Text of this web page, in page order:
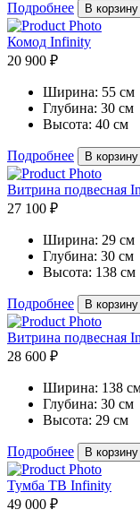
Подробнее В корзину
Комод Infinity
20 900 ₽
Ширина: 55 см
Глубина: 30 см
Высота: 40 см
Подробнее В корзину
Витрина подвесная
27 100 ₽
Ширина: 29 см
Глубина: 30 см
Высота: 138 см
Подробнее В корзину
Витрина подвесная
28 600 ₽
Ширина: 138
Глубина: 30 см
Высота: 29 см
Подробнее В корзину
Тумба ТВ Infinity
49 000 ₽